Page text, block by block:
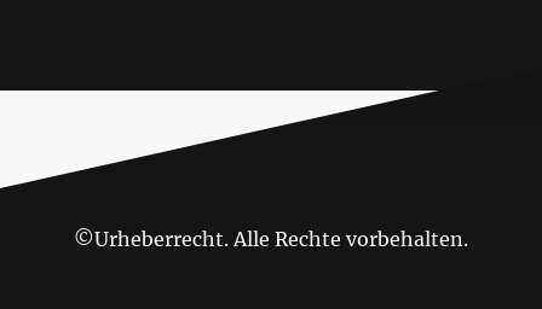
©Urheberrecht. Alle Rechte vorbehalten.